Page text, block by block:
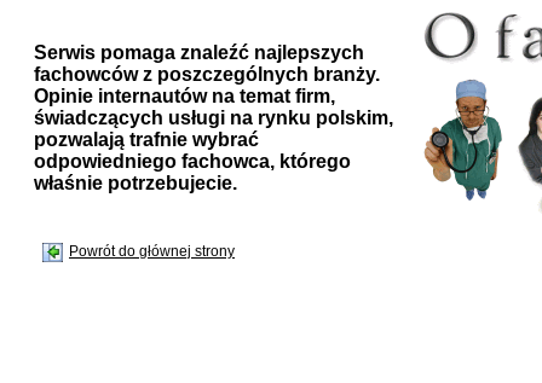
Serwis pomaga znaleźć najlepszych
fachowców z poszczególnych branży.
Opinie internautów na temat firm,
świadczących usługi na rynku polskim,
pozwalają trafnie wybrać
odpowiedniego fachowca, którego
właśnie potrzebujecie.
Powrót do głównej strony